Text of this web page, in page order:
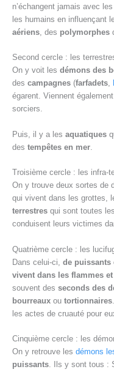
n’échangent jamais avec
les humains en influençant
aériens, des polymorphes
Second cercle : les
On y voit les démons des
des campagnes (farfadets,
égarent. Viennent
sorciers.
Puis, il y a les aquatiques
des tempêtes en mer
Troisième cercle : les infra-
On y trouve deux sortes de
qui vivent dans les grottes,
terrestres qui sont toutes les
conduisent leurs victimes
Quatrième cercle : les
Dans celui-ci, de puissants
vivent dans les flammes
souvent des seconds des
bourreaux ou tortionnaires
les actes de cruauté pour
Cinquième cercle : les
On y retrouve les démons
puissants. Ils y sont tous :